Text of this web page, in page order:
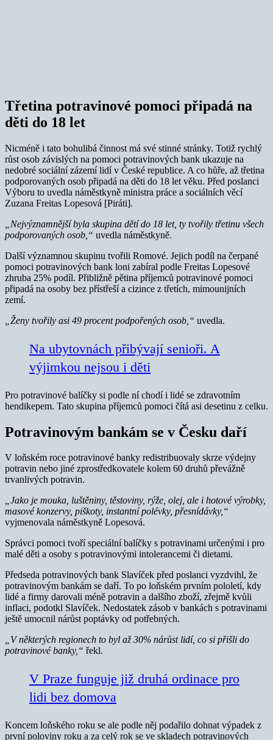
Třetina potravinové pomoci připadá na
děti do 18 let
Nicméně i tato bohulibá činnost má své stinné stránky. Totiž rychlý
růst osob závislých na pomoci potravinových bank ukazuje na
nedobré sociální zázemí lidí v České republice. A co hůře, až třetina
podporovaných osob připadá na děti do 18 let věku. Před poslanci
Výboru to uvedla náměstkyně ministra práce a sociálních věcí
Zuzana Freitas Lopesová [Piráti].
„Nejvýznamnější byla skupina dětí do 18 let, ty tvořily třetinu všech
podporovaných osob,“ uvedla náměstkyně.
Další významnou skupinu tvořili Romové. Jejich podíl na čerpané
pomoci potravinových bank loni zabíral podle Freitas Lopesové
zhruba 25% podíl. Přibližně pětina příjemců potravinové pomoci
připadá na osoby bez přístřeší a cizince z třetích, mimounijních
zemí.
„Ženy tvořily asi 49 procent podpořených osob,“ uvedla.
Na ubytovnách přibývají senioři. A
výjimkou nejsou i děti
Pro potravinové balíčky si podle ní chodí i lidé se zdravotním
hendikepem. Tato skupina příjemců pomoci čítá asi desetinu z celku.
Potravinovým bankám se v Česku daří
V loňském roce potravinové banky redistribuovaly skrze výdejny
potravin nebo jiné zprostředkovatele kolem 60 druhů převážně
trvanlivých potravin.
„Jako je mouka, luštěniny, těstoviny, rýže, olej, ale i hotové výrobky,
masové konzervy, piškoty, instantní polévky, přesnídávky,“
vyjmenovala náměstkyně Lopesová.
Správci pomoci tvoří speciální balíčky s potravinami určenými i pro
malé děti a osoby s potravinovými intolerancemi či dietami.
Předseda potravinových bank Slavíček před poslanci vyzdvihl, že
potravinovým bankám se daří. To po loňském prvním pololetí, kdy
lidé a firmy darovali méně potravin a dalšího zboží, zřejmě kvůli
inflaci, podotkl Slavíček. Nedostatek zásob v bankách s potravinami
ještě umocnil nárůst poptávky od potřebných.
„V některých regionech to byl až 30% nárůst lidí, co si přišli do
potravinové banky,“ řekl.
V Praze funguje již druhá ordinace pro
lidi bez domova
Koncem loňského roku se ale podle něj podařilo dohnat výpadek z
první poloviny roku a za celý rok se ve skladech potravinových